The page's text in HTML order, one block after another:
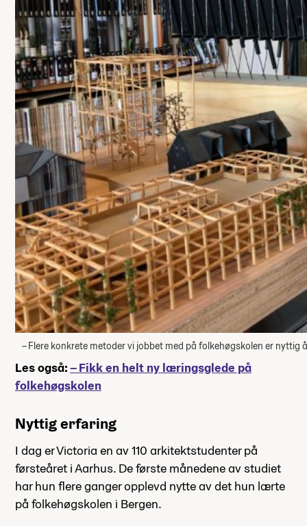
– Flere konkrete metoder vi jobbet med på folkehøgskolen er
Les også:– Fikk en helt ny læringsglede på
folkehøgskolen
Nyttig erfaring
I dag er Victoria en av 110 arkitektstudenter på
førsteåret i Aarhus. De første månedene av studiet
har hun flere ganger opplevd nytte av det hun lærte
på folkehøgskolen i Bergen.